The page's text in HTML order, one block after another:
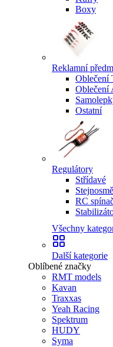
Boxy
Reklamní
Oblečení
Oblečení
Ostatní
Regulátory
Střídavé
RC
Všechny
Další kategorie
Oblíbené značky
RMT models
Kavan
Traxxas
Yeah Racing
Spektrum
HUDY
Syma